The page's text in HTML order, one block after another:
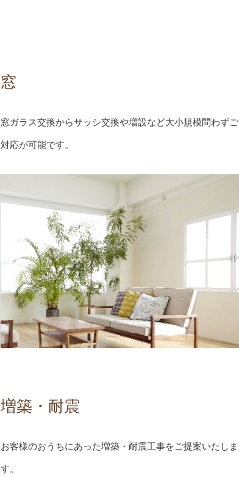
窓
窓ガラス交換からサッシ交換や増設など大小規模問わずご
対応が可能です。
増築・耐震
お客様のおうちにあった増築・耐震工事をご提案いたしま
す。